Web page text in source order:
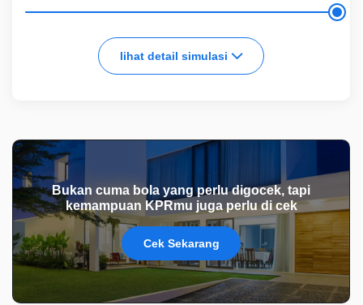
lihat detail simulasi
Bukan cuma bola yang perlu digocek, tapi
kemampuan KPRmu juga perlu di cek
Cek Sekarang